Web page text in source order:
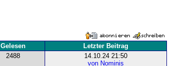
Gelesen
Letzter Beitrag
2488
14.10.24 21:50
von Nominis